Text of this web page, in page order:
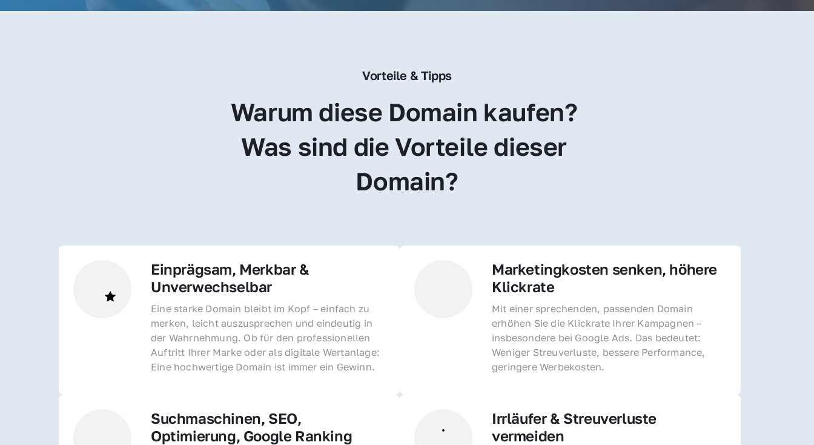
Vorteile & Tipps
Warum diese Domain kaufen?
Was sind die Vorteile dieser
Domain?
Einprägsam, Merkbar &
Unverwechselbar
Eine starke Domain bleibt im Kopf – einfach zu
merken, leicht auszusprechen und eindeutig in
der Wahrnehmung. Ob für den professionellen
Auftritt Ihrer Marke oder als digitale Wertanlage:
Eine hochwertige Domain ist immer ein Gewinn.
Marketingkosten senken, höhere
Klickrate
Mit einer sprechenden, passenden Domain
erhöhen Sie die Klickrate Ihrer Kampagnen –
insbesondere bei Google Ads. Das bedeutet:
Weniger Streuverluste, bessere Performance,
geringere Werbekosten.
Suchmaschinen, SEO,
Optimierung, Google Ranking
Irrläufer & Streuverluste
vermeiden